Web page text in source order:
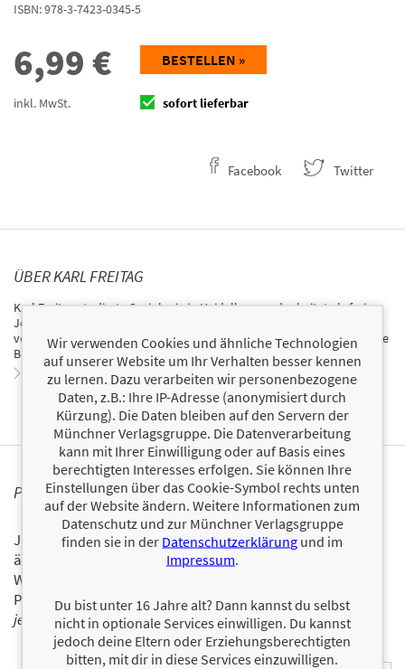
ISBN:978-3-7423-0345-5
6,99 €
inkl. MwSt.
BESTELLEN »
sofort lieferbar
Facebook Twitter
ÜBER KARL FREITAG
Karl Freitag studierte Soziologie in Heidelberg und arbeitet als freier
Journalist für verschiedene Zeitungen und Magazine. Daneben
verbringt er viel Zeit auf Reisen und liebt es, fremde Kulturen und ihre
Bräuche kennenzulernen. Er lebt mit seiner Familie in München.
Zum Profil von Karl Freitag
PERSONALISIERTE PRODUKTINFORMATIONEN
Ja, ich will über interessante Neuerscheinungen und
ähnliche Produkte informiert werden.
Wir halten Sie per E-Mail auf dem aktuellen Stand über das
Programm der Münchner Verlagsgruppe.Tragen Sie sich
jetzt ein!
E-Mail-Adresse:
Wir verwenden Cookies und ähnliche Technologien
auf unserer Website um Ihr Verhalten besser kennen
zu lernen. Dazu verarbeiten wir personenbezogene
Daten, z.B.: Ihre IP-Adresse (anonymisiert durch
Kürzung). Die Daten bleiben auf den Servern der
Münchner Verlagsgruppe. Die Datenverarbeitung
kann mit Ihrer Einwilligung oder auf Basis eines
berechtigten Interesses erfolgen. Sie können Ihre
Einstellungen über das Cookie-Symbol rechts unten
auf der Website ändern. Weitere Informationen zum
Datenschutz und zur Münchner Verlagsgruppe
finden sie in der Datenschutzerklärung und im
Impressum.
Du bist unter 16 Jahre alt? Dann kannst du selbst
nicht in optionale Services einwilligen. Du kannst
jedoch deine Eltern oder Erziehungsberechtigten
bitten, mit dir in diese Services einzuwilligen.